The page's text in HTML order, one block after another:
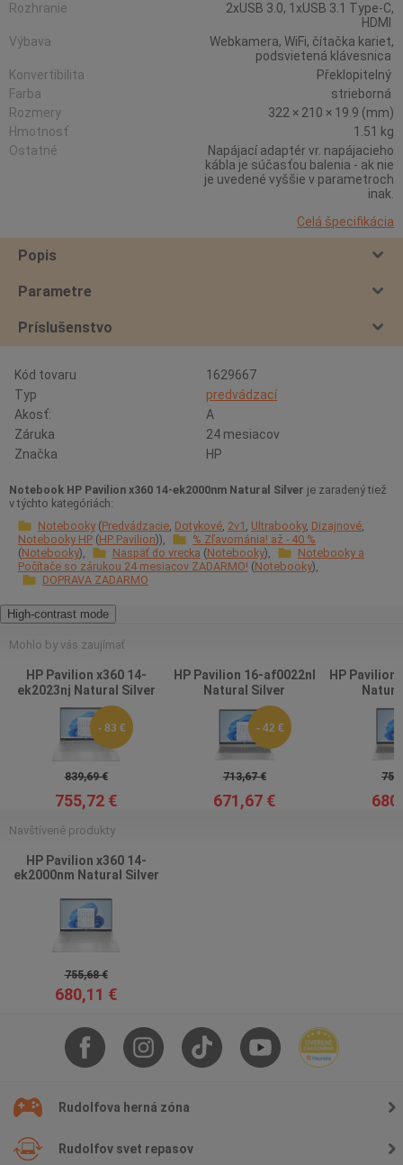
Rozhranie
2xUSB 3.0, 1xUSB 3.1 Type-C,
HDMI
Výbava
Webkamera, WiFi, čítačka kariet,
podsvietená klávesnica
Konvertibilita
Překlopitelný
Farba
strieborná
Rozmery
322 × 210 × 19.9 (mm)
Hmotnosť
1.51 kg
Ostatné
Napájací adaptér vr. napájacieho
kábla je súčasťou balenia - ak nie
je uvedené vyššie v parametroch
inak.
Celá špecifikácia
Popis
Parametre
Príslušenstvo
Kód tovaru
1629667
Typ
predvádzací
Akosť:
A
Záruka
24 mesiacov
Značka
HP
Notebook HP Pavilion x360 14-ek2000nm Natural Silver je zaradený tiež
v týchto kategóriách:
Notebooky Predvádzacie Dotykové 2v1 Ultrabooky Dizajnové
Notebooky HP HP Pavilion
% Zľavománia! až - 40 %
Notebooky
Naspäť do vrecka Notebooky
Notebooky a
Počítače so zárukou 24 mesiacov ZADARMO! Notebooky
DOPRAVA ZADARMO
High-contrast mode
Mohlo by vás zaujímať
HP Pavilion x360 14-
ek2023nj Natural Silver
- 83 €
839,69 €
755,72 €
HP Pavilion 16-af0022nl
Natural Silver
- 42 €
713,67 €
671,67 €
HP Pavilion
Navštívené produkty
HP Pavilion x360 14-
ek2000nm Natural Silver
755,68 €
680,11 €
Rudolfova herná zóna
Rudolfov svet repasov